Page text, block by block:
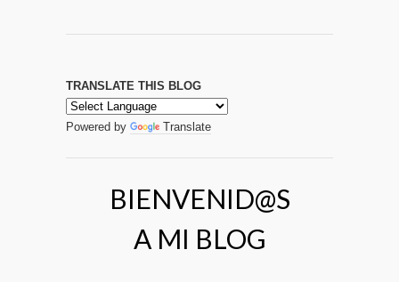
TRANSLATE THIS BLOG
Powered by Translate
BIENVENID@S
A MI BLOG